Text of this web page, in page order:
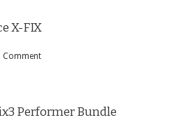
X-FIX
Comment
Performer Bundle